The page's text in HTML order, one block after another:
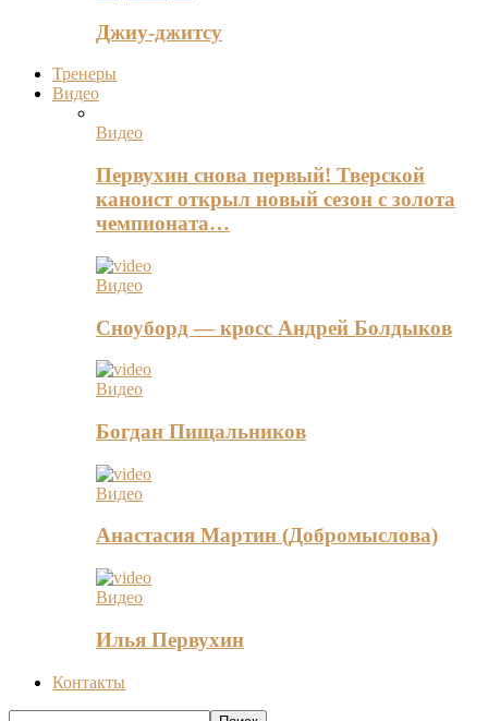
Джиу-джитсу
Тренеры
Видео
Видео
Первухин снова первый! Тверской
каноист открыл новый сезон с золота
чемпионата…
Видео
Сноуборд — кросс Андрей Болдыков
Видео
Богдан Пищальников
Видео
Анастасия Мартин (Добромыслова)
Видео
Илья Первухин
Контакты